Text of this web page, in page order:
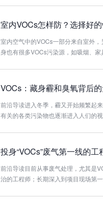
近年来，随着政府对大气污染的治理，
如挥发性有机物(VOCs)的监测和治理
上日程。所谓VOCs，即在一定条件下
有机物的总称。作为新型大气污染物
难点和薄弱环节，“十三五”期间VOCs
室内空气中的VOCs一部分来自室外，
身也有很多VOCs污染源，如吸烟、家
室内空气综合症的主要原因，其浓度过
引起急性中毒，轻者会出现头痛、头晕
心、呕吐；重者会出现肝中毒甚至很
还可能有生命危险。长期居住在VOCs
状况、温度、湿度以及所使用装饰的厚
对VOC...
前沿导读进入冬季，霾又开始频繁起
有关的各类污染物也逐渐进入人们的视
首之一。由于其形成广泛、影响较大，
为科学家重点关注的对象。或许公众
陌生，但是提到另外两名“同党”——细
（PM2.5）和臭氧（O3），你肯定特
前沿导读目前从事废气处理，尤其是
治的工程师；长期深入到项目现场第一